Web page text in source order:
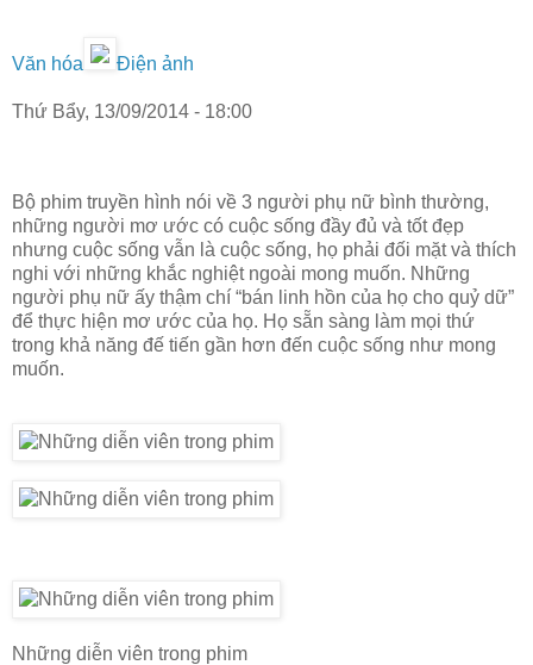
Văn hóa Điện ảnh
Thứ Bẩy, 13/09/2014 - 18:00
Bộ phim truyền hình nói về 3 người phụ nữ bình thường,
những người mơ ước có cuộc sống đầy đủ và tốt đẹp
nhưng cuộc sống vẫn là cuộc sống, họ phải đối mặt và thích
nghi với những khắc nghiệt ngoài mong muốn. Những
người phụ nữ ấy thậm chí “bán linh hồn của họ cho quỷ dữ”
để thực hiện mơ ước của họ. Họ sẵn sàng làm mọi thứ
trong khả năng đế tiến gần hơn đến cuộc sống như mong
muốn.
Những diễn viên trong phim